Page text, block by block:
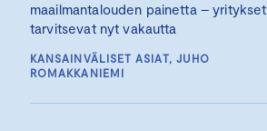
maailmantalouden painetta – yritykset
tarvitsevat nyt vakautta
KANSAINVÄLISET ASIAT, JUHO
ROMAKKANIEMI